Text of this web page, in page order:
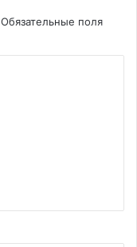
Обязательные поля